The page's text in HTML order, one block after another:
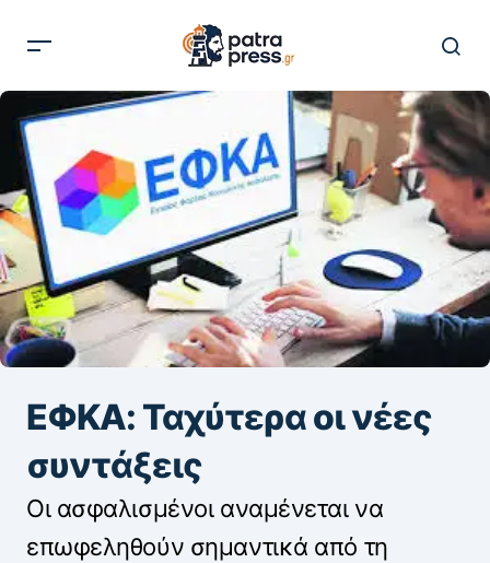
ΕΦΚΑ: Ταχύτερα οι νέες
συντάξεις
Οι ασφαλισμένοι αναμένεται να
επωφεληθούν σημαντικά από τη